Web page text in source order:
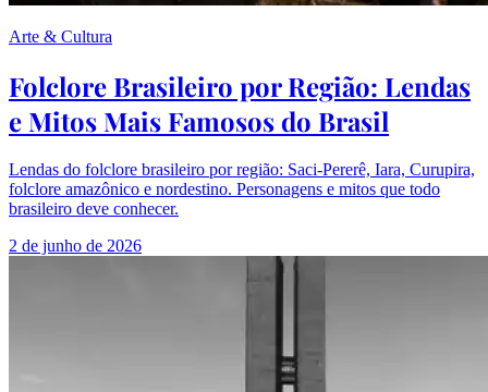
Arte & Cultura
Folclore Brasileiro por Região: Lendas
e Mitos Mais Famosos do Brasil
Lendas do folclore brasileiro por região: Saci-Pererê, Iara, Curupira,
folclore amazônico e nordestino. Personagens e mitos que todo
brasileiro deve conhecer.
2 de junho de 2026